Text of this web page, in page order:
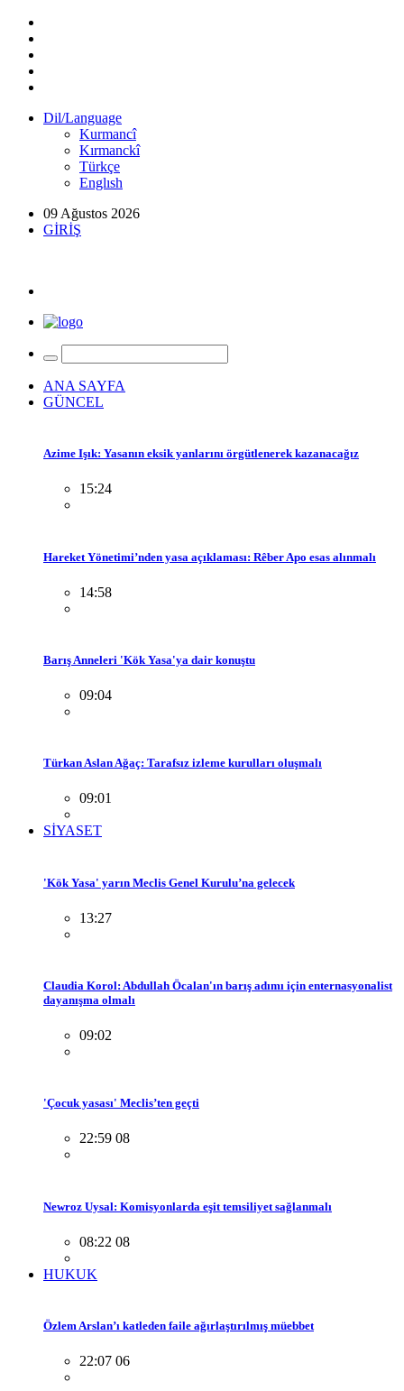
Dil/Language
Kurmancî
Kırmanckî
Türkçe
Englısh
09 Ağustos 2026
GİRİŞ
ANA SAYFA
GÜNCEL
Azime Işık: Yasanın eksik yanlarını örgütlenerek kazanacağız
15:24
Hareket Yönetimi’nden yasa açıklaması: Rêber Apo esas alınmalı
14:58
Barış Anneleri 'Kök Yasa'ya dair konuştu
09:04
Türkan Aslan Ağaç: Tarafsız izleme kurulları oluşmalı
09:01
SİYASET
'Kök Yasa' yarın Meclis Genel Kurulu’na gelecek
13:27
Claudia Korol: Abdullah Öcalan'ın barış adımı için enternasyonalist
dayanışma olmalı
09:02
'Çocuk yasası' Meclis’ten geçti
22:59 08
Newroz Uysal: Komisyonlarda eşit temsiliyet sağlanmalı
08:22 08
HUKUK
Özlem Arslan’ı katleden faile ağırlaştırılmış müebbet
22:07 06